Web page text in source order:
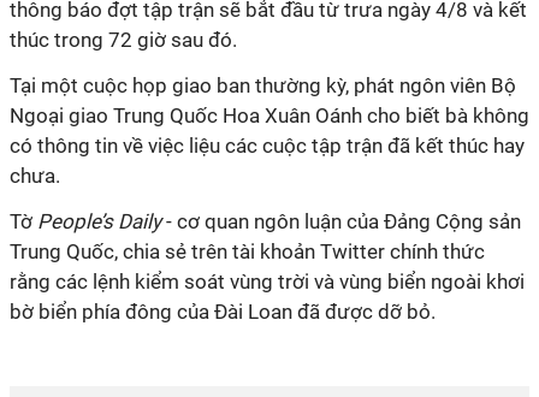
thông báo đợt tập trận sẽ bắt đầu từ trưa ngày 4/8 và kết
thúc trong 72 giờ sau đó.
Tại một cuộc họp giao ban thường kỳ, phát ngôn viên Bộ
Ngoại giao Trung Quốc Hoa Xuân Oánh cho biết bà không
có thông tin về việc liệu các cuộc tập trận đã kết thúc hay
chưa.
Tờ People’s Daily- cơ quan ngôn luận của Đảng Cộng sản
Trung Quốc, chia sẻ trên tài khoản Twitter chính thức
rằng các lệnh kiểm soát vùng trời và vùng biển ngoài khơi
bờ biển phía đông của Đài Loan đã được dỡ bỏ.